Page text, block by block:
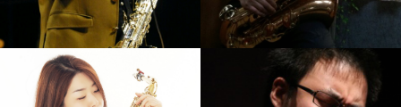
강의보기 강의보기